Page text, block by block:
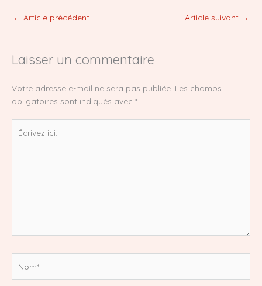
← Article précédent Article suivant →
Laisser un commentaire
Votre adresse e-mail ne sera pas publiée. Les champs
obligatoires sont indiqués avec *
ici…